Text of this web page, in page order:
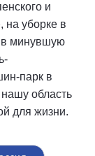
и
на уборке в
в минувшую
парк в
область
для жизни.